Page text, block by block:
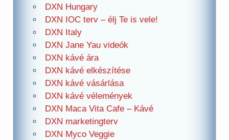
DXN Hungary
DXN IOC terv – élj Te is vele!
DXN Italy
DXN Jane Yau videók
DXN kávé ára
DXN kávé elkészítése
DXN kávé vásárlása
DXN kávé vélemények
DXN Maca Vita Cafe – Kávé
DXN marketingterv
DXN Myco Veggie